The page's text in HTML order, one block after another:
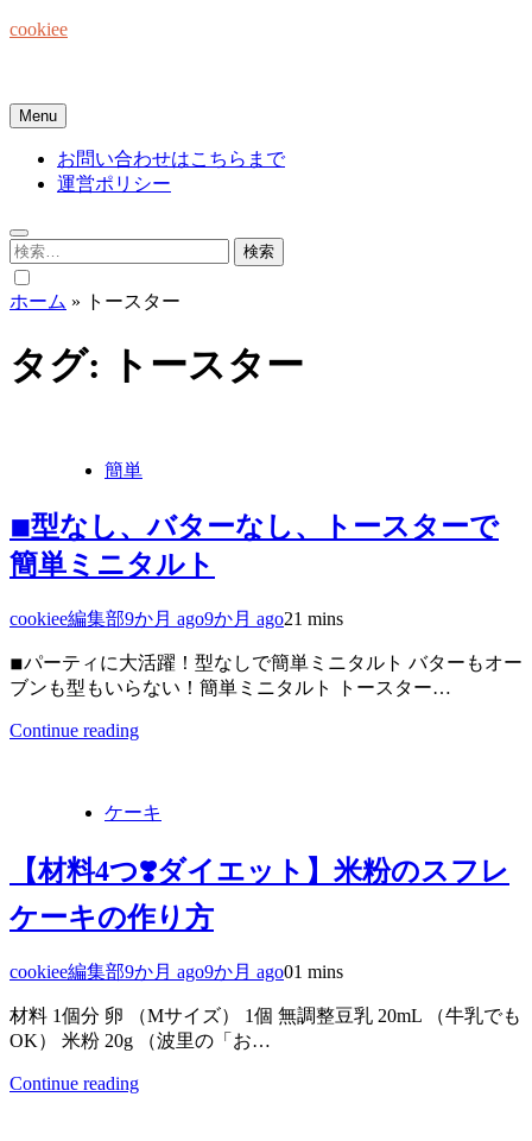
Skip
cookiee
Menu
お問い合わせはこちらまで
運営ポリシー
検
索:
ホーム » トースター
タグ: トースター
簡単
◾︎型なし、バターなし、トースターで
簡単ミニタルト
cookiee編集部9か月 ago9か月 ago21 mins
◾︎パーティに大活躍！型なしで簡単ミニタルト バターもオー
ブンも型もいらない！簡単ミニタルト トースター…
Continue reading
ケーキ
【材料4つ❣️ダイエット】米粉のスフレ
ケーキの作り方
cookiee編集部9か月 ago9か月 ago01 mins
材料 1個分 卵 （Mサイズ） 1個 無調整豆乳 20mL （牛乳でも
OK） 米粉 20g （波里の「お…
Continue reading